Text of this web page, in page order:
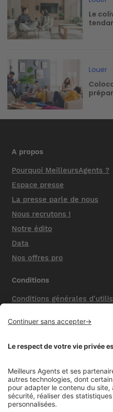
Le
Image
Louer
A propos
Pourquoi MeilleursAgents ?
Espace presse
La presse parle de nous
Nous recrutons !
Notre édito
Data
Nos offres pro
Conditions
Conditions générales
Nos honoraires de vente
Politique de confidentialité
Mentions comparateur
Aide